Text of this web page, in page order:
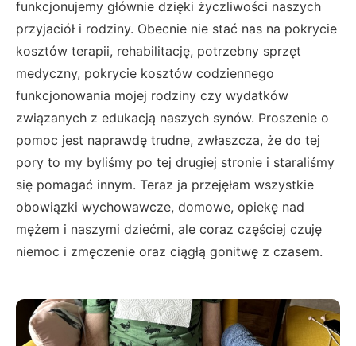
funkcjonujemy głównie dzięki życzliwości naszych
przyjaciół i rodziny. Obecnie nie stać nas na pokrycie
kosztów terapii, rehabilitację, potrzebny sprzęt
medyczny, pokrycie kosztów codziennego
funkcjonowania mojej rodziny czy wydatków
związanych z edukacją naszych synów. Proszenie o
pomoc jest naprawdę trudne, zwłaszcza, że do tej
pory to my byliśmy po tej drugiej stronie i staraliśmy
się pomagać innym. Teraz ja przejęłam wszystkie
obowiązki wychowawcze, domowe, opiekę nad
mężem i naszymi dziećmi, ale coraz częściej czuję
niemoc i zmęczenie oraz ciągłą gonitwę z czasem.